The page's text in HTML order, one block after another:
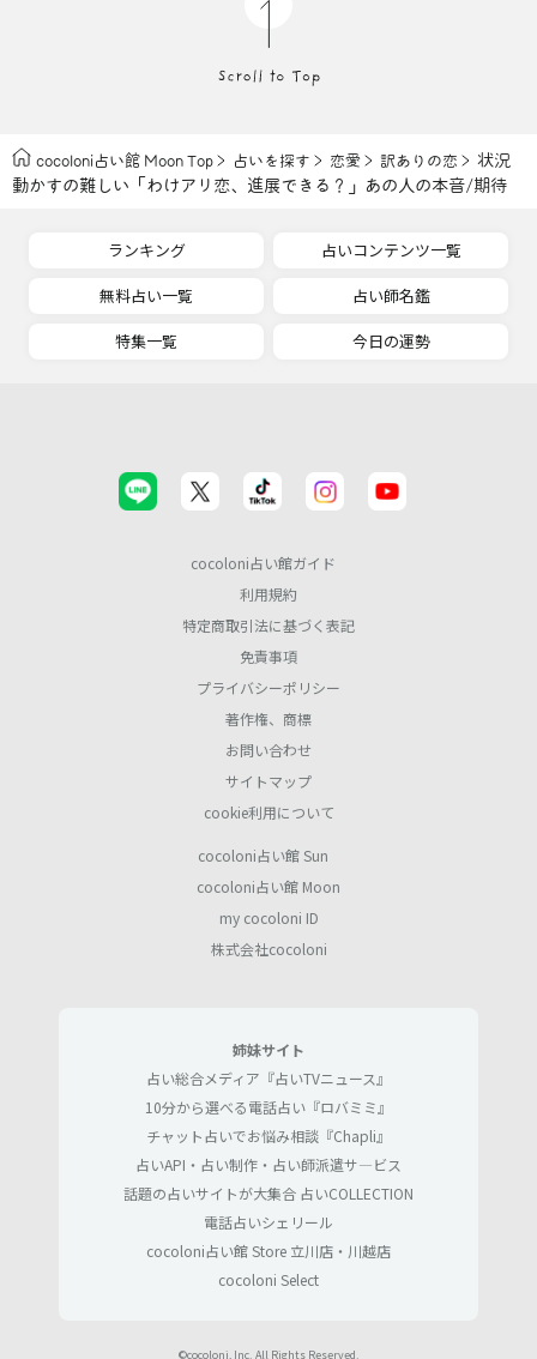
cocoloni占い館 Moon Top 占いを探す 恋愛 訳ありの恋
状況
動かすの難しい「わけアリ恋、進展できる？」あの人の本音/期待
ランキング
占いコンテンツ一覧
無料占い一覧
占い師名鑑
特集一覧
今日の運勢
cocoloni占い館ガイド
利用規約
特定商取引法に基づく表記
免責事項
プライバシーポリシー
著作権、商標
お問い合わせ
サイトマップ
cookie利用について
cocoloni占い館 Sun
cocoloni占い館 Moon
my cocoloni ID
株式会社cocoloni
姉妹サイト
占い総合メディア『占いTVニュース』
10分から選べる電話占い『ロバミミ』
チャット占いでお悩み相談『Chapli』
占いAPI・占い制作・占い師派遣サ―ビス
話題の占いサイトが大集合 占いCOLLECTION
電話占いシェリール
cocoloni占い館 Store 立川店・川越店
cocoloni Select
©cocoloni, Inc. All Rights Reserved.